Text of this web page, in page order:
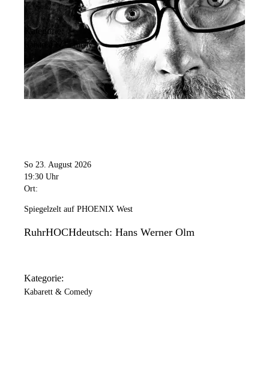
Kategorie:
Kabarett & Comedy
So 23. August 2026
19:30 Uhr
Ort:
Spiegelzelt auf PHOENIX West
RuhrHOCHdeutsch: Hans Werner Olm
Kategorie:
Kabarett & Comedy